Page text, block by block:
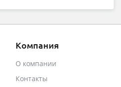
Компания
О компании
Контакты